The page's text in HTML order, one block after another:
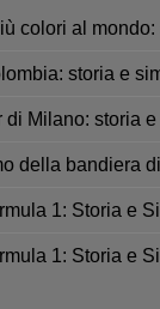
colori al
storia e
di Milano: storia
della bandiera
1: Storia e
1: Storia e